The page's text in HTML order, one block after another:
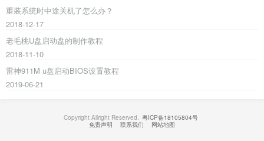
重装系统时中途关机了怎么办？
2018-12-17
老毛桃U盘启动盘的制作教程
2018-11-10
雷神911M u盘启动BIOS设置教程
2019-06-21
Copyright Allright Reserved. 粤ICP备18105804号
免责声明
联系我们 网站地图